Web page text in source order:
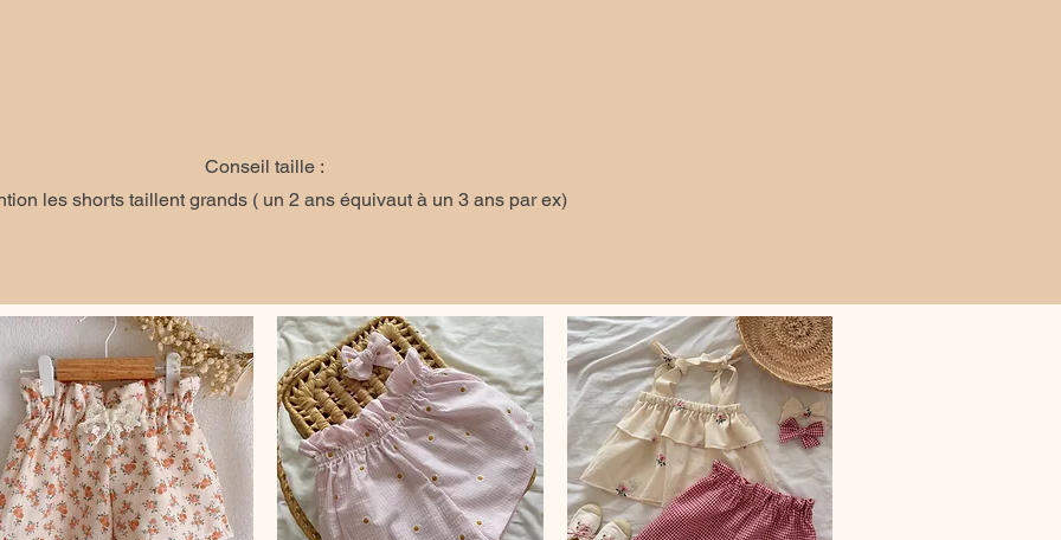
Conseil taille :
les shorts taillent grands ( un 2 ans équivaut à un 3 ans par ex)